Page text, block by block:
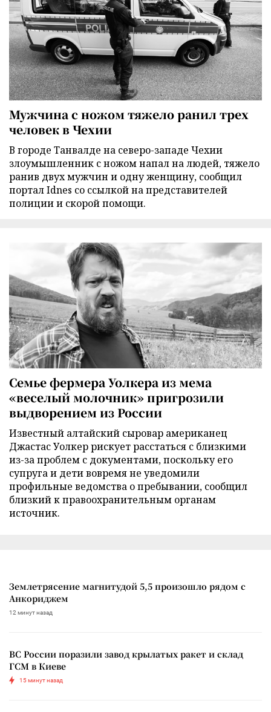
Мужчина с ножом тяжело ранил трех
человек в Чехии
В городе Танвалде на северо-западе Чехии
злоумышленник с ножом напал на людей, тяжело
ранив двух мужчин и одну женщину, сообщил
портал Idnes со ссылкой на представителей
полиции и скорой помощи.
Семье фермера Уолкера из мема
«веселый молочник» пригрозили
выдворением из России
Известный алтайский сыровар американец
Джастас Уолкер рискует расстаться с близкими
из-за проблем с документами, поскольку его
супруга и дети вовремя не уведомили
профильные ведомства о пребывании, сообщил
близкий к правоохранительным органам
источник.
Землетрясение магнитудой 5,5 произошло рядом с
Анкориджем
12 минут назад
ВС России поразили завод крылатых ракет и склад
ГСМ в Киеве
15 минут назад